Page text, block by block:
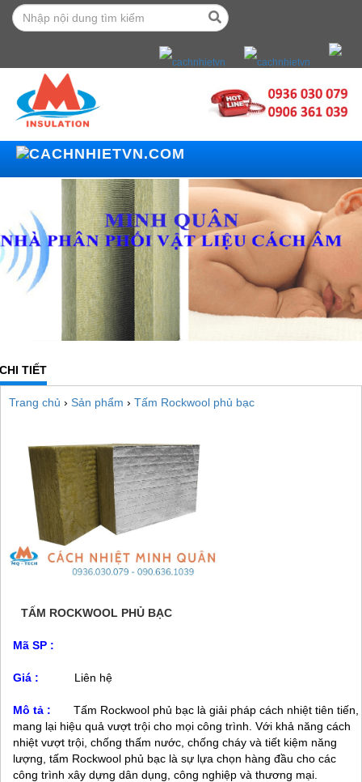
CHI TIẾT
Trang chủ › Sản phẩm › Tấm Rockwool phủ bạc
TẤM ROCKWOOL PHỦ BẠC
Mã SP :
Giá : Liên hệ
Mô tả :
Tấm Rockwool phủ bạc là giải pháp cách nhiệt tiên tiến,
mang lại hiệu quả vượt trội cho mọi công trình. Với khả năng cách
nhiệt vượt trội, chống thấm nước, chống cháy và tiết kiệm năng
lượng, tấm Rockwool phủ bạc là sự lựa chọn hàng đầu cho các
công trình xây dựng dân dụng, công nghiệp và thương mại.